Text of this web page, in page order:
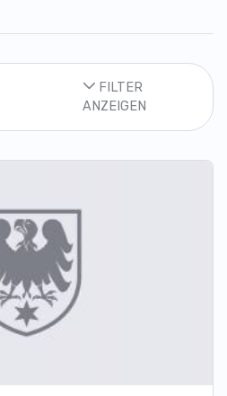
FILTER
ANZEIGEN